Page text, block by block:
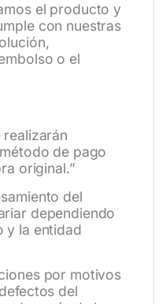
el producto y
con nuestras
o el
realizarán
de pago
original.”
del
dependiendo
y la entidad
por motivos
del